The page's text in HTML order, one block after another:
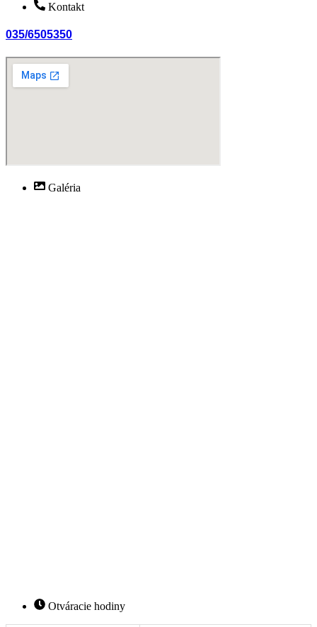
Kontakt
035/6505350
Galéria
Otváracie hodiny